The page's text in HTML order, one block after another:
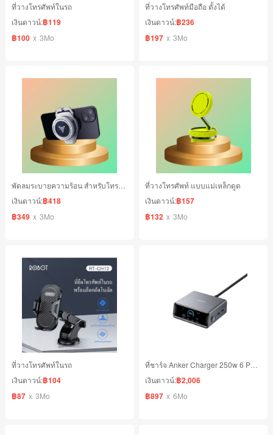
ที่วางโทรศัพท์ในรถ
เงินดาวน์:฿119
฿100 x 3Mo
ที่วางโทรศัพท์มือถือ ตั้งได้
เงินดาวน์:฿236
฿197 x 3Mo
พัดลมระบายความร้อน สำหรับโทรศัพท์มือถือ
เงินดาวน์:฿418
฿349 x 3Mo
ที่วางโทรศัพท์ แบบแม่เหล็กดูด
เงินดาวน์:฿157
฿132 x 3Mo
ที่วางโทรศัพท์ในรถ
เงินดาวน์:฿104
฿87 x 3Mo
เงินดาวน์:฿2,006
฿897 x 6Mo